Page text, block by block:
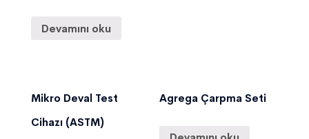
Devamını oku
Mikro Deval Test
Cihazı (ASTM)
Agrega Çarpma Seti